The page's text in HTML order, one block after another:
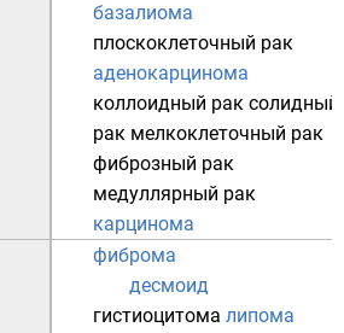
базалиома
плоскоклеточный рак
аденокарцинома
коллоидный рак солидный
рак мелкоклеточный рак
фиброзный рак
медуллярный рак
карцинома
фиброма
десмоид
гистиоцитома липома